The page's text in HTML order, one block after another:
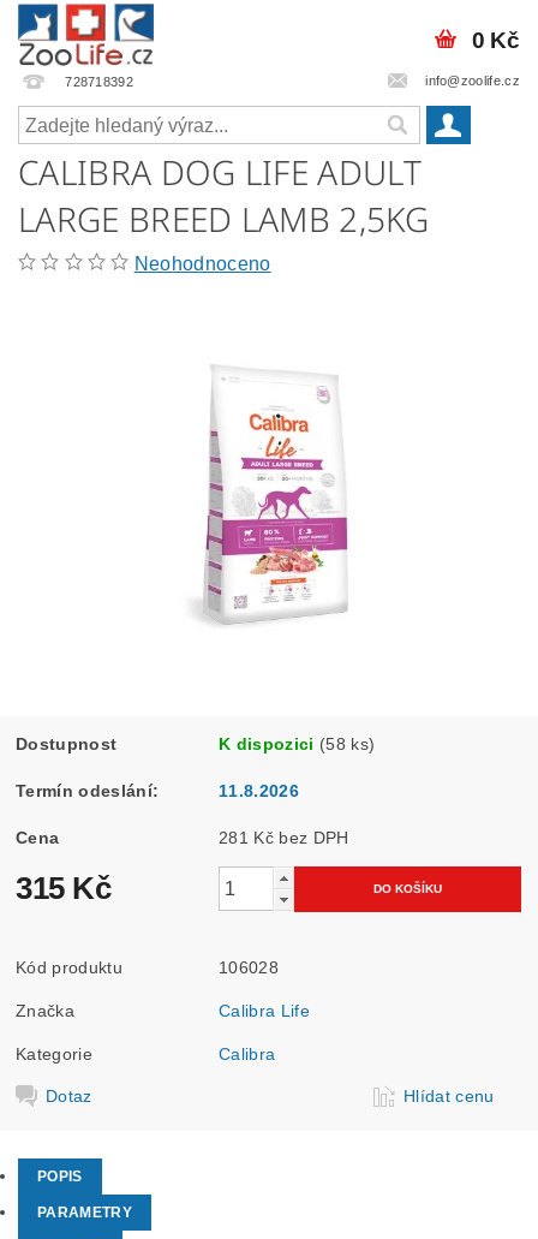
728718392 info@zoolife.cz
0 Kč
CALIBRA DOG LIFE ADULT
LARGE BREED LAMB 2,5KG
Neohodnoceno
Dostupnost K dispozici (58 ks)
Termín odeslání: 11.8.2026
Cena 281 Kč bez DPH
315 Kč
Kód produktu 106028
Značka Calibra Life
Kategorie Calibra
Dotaz Hlídat cenu
POPIS
PARAMETRY